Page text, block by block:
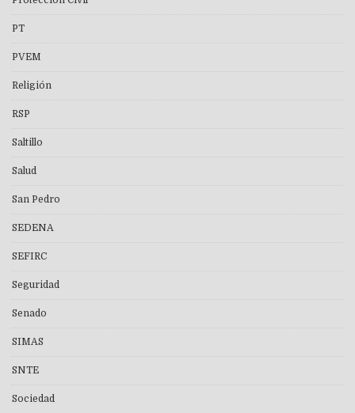
PT
PVEM
Religión
RSP
Saltillo
Salud
San Pedro
SEDENA
SEFIRC
Seguridad
Senado
SIMAS
SNTE
Sociedad